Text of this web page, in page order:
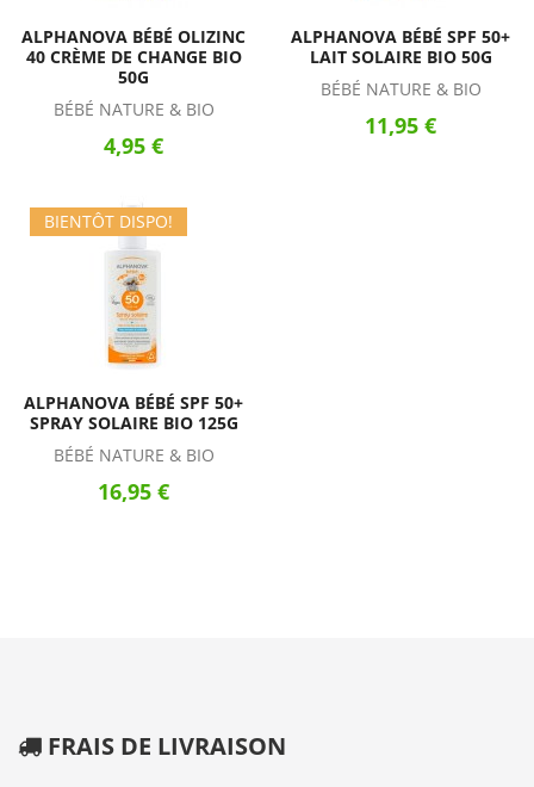
ALPHANOVA BÉBÉ OLIZINC
40 CRÈME DE CHANGE BIO
50G
BÉBÉ NATURE & BIO
4,95 €
ALPHANOVA BÉBÉ SPF 50+
LAIT SOLAIRE BIO 50G
BÉBÉ NATURE & BIO
11,95 €
BIENTÔT DISPO!
ALPHANOVA BÉBÉ SPF 50+
SPRAY SOLAIRE BIO 125G
BÉBÉ NATURE & BIO
16,95 €
FRAIS DE LIVRAISON